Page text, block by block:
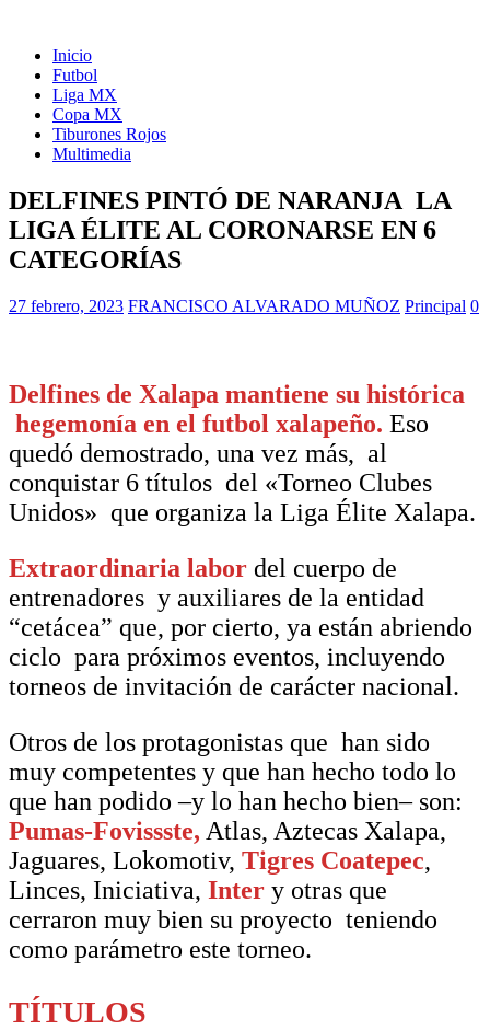
Inicio
Futbol
Liga MX
Copa MX
Tiburones Rojos
Multimedia
DELFINES PINTÓ DE NARANJA LA
LIGA ÉLITE AL CORONARSE EN 6
CATEGORÍAS
27 febrero, 2023 FRANCISCO ALVARADO MUÑOZ Principal 0
Delfines de Xalapa mantiene su histórica
hegemonía en el futbol xalapeño. Eso
quedó demostrado, una vez más, al
conquistar 6 títulos del «Torneo Clubes
Unidos» que organiza la Liga Élite Xalapa.
Extraordinaria labor del cuerpo de
entrenadores y auxiliares de la entidad
“cetácea” que, por cierto, ya están abriendo
ciclo para próximos eventos, incluyendo
torneos de invitación de carácter nacional.
Otros de los protagonistas que han sido
muy competentes y que han hecho todo lo
que han podido –y lo han hecho bien– son:
Pumas-Fovissste, Atlas, Aztecas Xalapa,
Jaguares, Lokomotiv, Tigres Coatepec,
Linces, Iniciativa, Inter y otras que
cerraron muy bien su proyecto teniendo
como parámetro este torneo.
TÍTULOS